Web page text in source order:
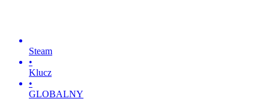
Steam
•
Klucz
•
GLOBALNY